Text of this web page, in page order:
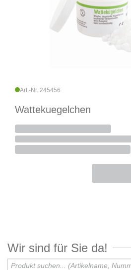
Art.-Nr. 245456
Wattekuegelchen
Wir sind für Sie da!